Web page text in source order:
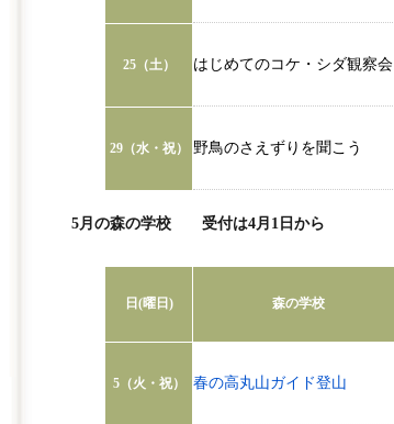
25（土） はじめてのコケ・シダ観察会
29（水・祝） 野鳥のさえずりを聞こう
5月の森の学校 受付は4月1日から
日(曜日) 森の学校
5（火・祝） 春の高丸山ガイド登山